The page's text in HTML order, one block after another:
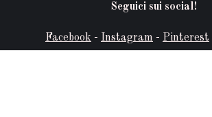
Seguici sui social!
Facebook - Instagram - Pinterest